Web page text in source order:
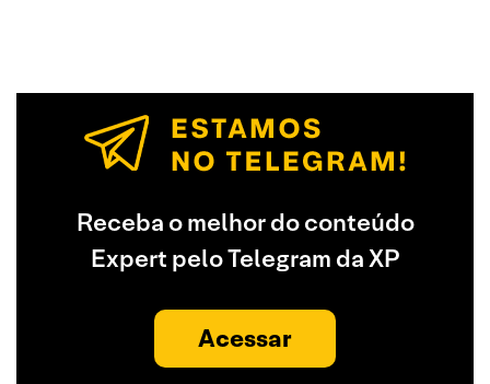
Receba o melhor do conteúdo
Expert pelo Telegram da XP
Acessar